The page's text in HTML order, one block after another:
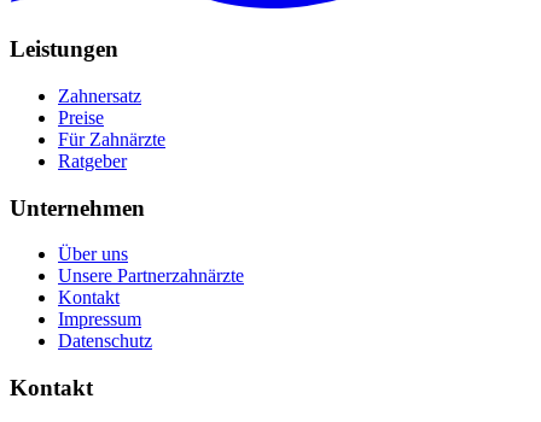
Leistungen
Zahnersatz
Preise
Für Zahnärzte
Ratgeber
Unternehmen
Über uns
Unsere Partnerzahnärzte
Kontakt
Impressum
Datenschutz
Kontakt